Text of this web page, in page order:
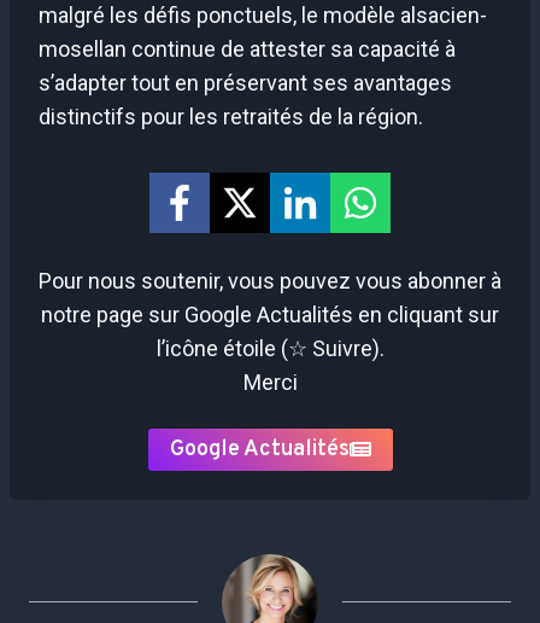
malgré les défis ponctuels, le modèle alsacien-
mosellan continue de attester sa capacité à
s’adapter tout en préservant ses avantages
distinctifs pour les retraités de la région.
Pour nous soutenir, vous pouvez vous abonner à
notre page sur Google Actualités en cliquant sur
l’icône étoile (☆ Suivre).
Merci
Google Actualités